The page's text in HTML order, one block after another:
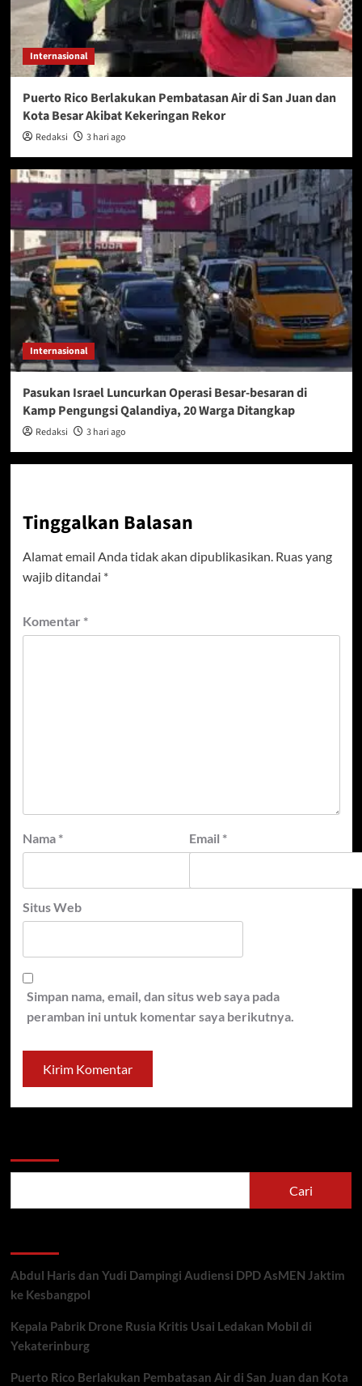
Internasional
Puerto Rico Berlakukan Pembatasan Air di San Juan dan
Kota Besar Akibat Kekeringan Rekor
Redaksi 3 hari ago
Internasional
Pasukan Israel Luncurkan Operasi Besar-besaran di
Kamp Pengungsi Qalandiya, 20 Warga Ditangkap
Redaksi 3 hari ago
Tinggalkan Balasan
Alamat email Anda tidak akan dipublikasikan. Ruas yang
wajib ditandai *
Komentar *
Nama * Email *
Situs Web
Simpan nama, email, dan situs web saya pada
peramban ini untuk komentar saya berikutnya.
Cari
Abdul Haris dan Yudi Dampingi Audiensi DPD AsMEN Jaktim
ke Kesbangpol
Kepala Pabrik Drone Rusia Kritis Usai Ledakan Mobil di
Yekaterinburg
Puerto Rico Berlakukan Pembatasan Air di San Juan dan Kota